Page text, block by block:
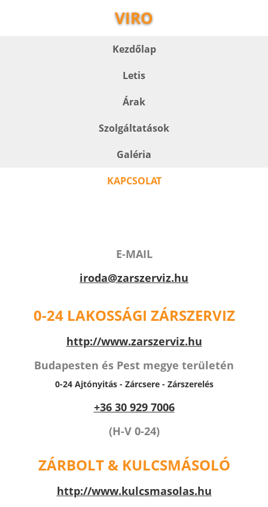
VIRO
Kezdőlap
Letis
Árak
Szolgáltatások
Galéria
KAPCSOLAT
E-MAIL
iroda@zarszerviz.hu
0-24 LAKOSSÁGI ZÁRSZERVIZ
http://www.zarszerviz.hu
Budapesten és Pest megye területén
0-24 Ajtónyitás - Zárcsere - Zárszerelés
+36 30 929 7006
(H-V 0-24)
ZÁRBOLT & KULCSMÁSOLÓ
http://www.kulcsmasolas.hu